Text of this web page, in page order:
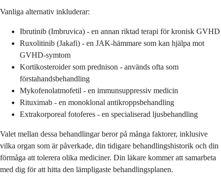
Vanliga alternativ inkluderar:
Ibrutinib (Imbruvica) - en annan riktad terapi för kronisk GVHD
Ruxolitinib (Jakafi) - en JAK-hämmare som kan hjälpa mot
GVHD-symtom
Kortikosteroider som prednison - används ofta som
förstahandsbehandling
Mykofenolatmofetil - en immunsuppressiv medicin
Rituximab - en monoklonal antikroppsbehandling
Extrakorporeal fotoferes - en specialiserad ljusbehandling
Valet mellan dessa behandlingar beror på många faktorer, inklusive
vilka organ som är påverkade, din tidigare behandlingshistorik och din
förmåga att tolerera olika mediciner. Din läkare kommer att samarbeta
med dig för att hitta den lämpligaste behandlingsplanen.